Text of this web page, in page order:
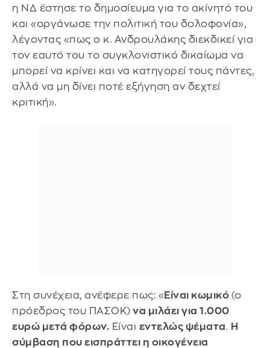
η ΝΔ έστησε το δημοσίευμα για το ακίνητό του
και «οργάνωσε την πολιτική του δολοφονία»,
λέγοντας «πως ο κ. Ανδρουλάκης διεκδικεί για
τον εαυτό του το συγκλονιστικό δικαίωμα να
μπορεί να κρίνει και να κατηγορεί τους πάντες,
αλλά να μη δίνει ποτέ εξήγηση αν δεχτεί
κριτική».
Στη συνέχεια, ανέφερε πως: « Είναι κωμικό (ο
πρόεδρος του ΠΑΣΟΚ) να μιλάει για 1.000
ευρώ μετά φόρων. Είναι εντελώς ψέματα. Η
σύμβαση που εισπράττει η οικογένεια